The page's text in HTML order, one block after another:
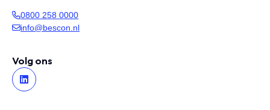
0800 258 0000
info@bescon.nl
Volg ons